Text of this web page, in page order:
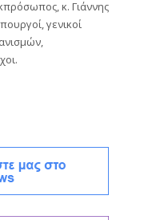
κ. Γιάννης
γενικοί